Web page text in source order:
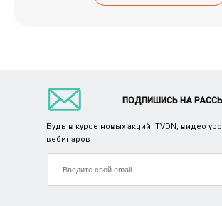
ПОДПИШИСЬ НА
Будь в курсе новых акций ITVDN, видео
вебинаров